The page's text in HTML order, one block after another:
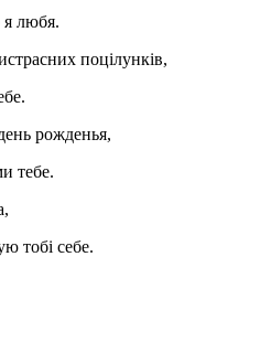
я любя.
поцілунків,
рожденья,
тебе.
тобі себе.